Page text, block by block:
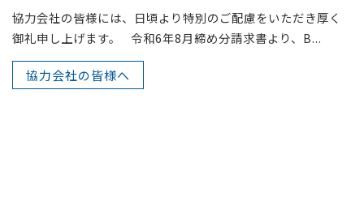
協力会社の皆様には、日頃より特別のご配慮をいただき厚く
御礼申し上げます。 令和6年8月締め分請求書より、B...
協力会社の皆様へ